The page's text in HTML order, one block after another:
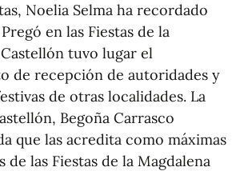
Noelia Selma ha recordado
en las Fiestas de la
tuvo lugar el
de recepción de autoridades y
de otras localidades. La
Begoña Carrasco
que las acredita como máximas
de las Fiestas de la Magdalena